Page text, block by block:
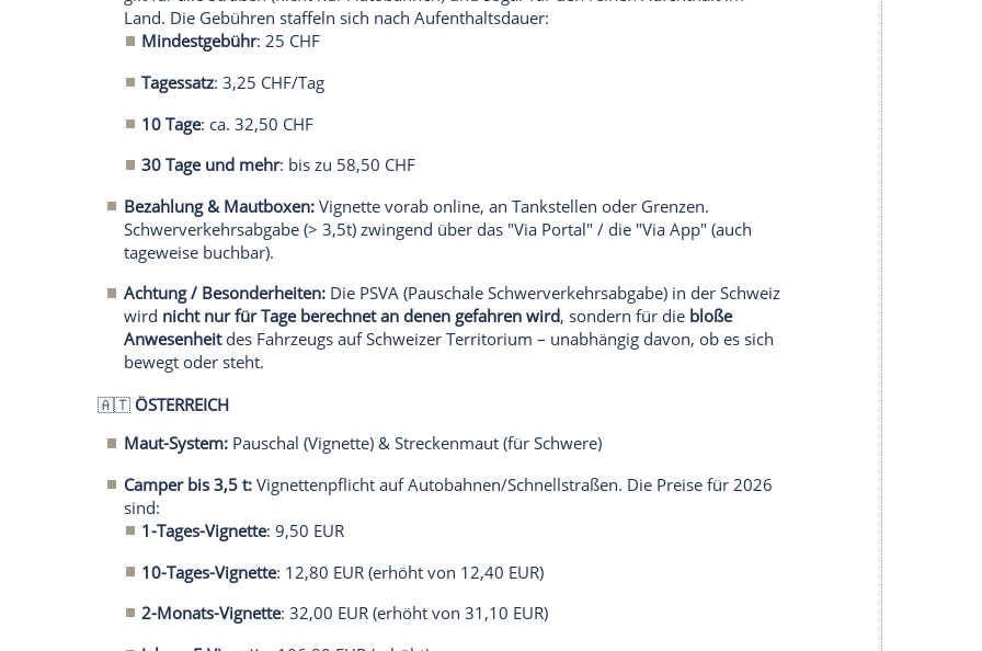
sind oft flexible Tarife (wieBip&Go "À-la-carte"oder die
günstiger, da hier die Grundgebühr nur in den Monaten berechnet wird, in denen die Box
tatsächlich im Auto piept. Vielfahrende greifen besser zu den Jahrespauschalen.
Mautregeln für die wichtigsten europäischen Länder in der Übersicht
Da es europaweit keine einheitlichen Mautregeln gibt, ist eine gründliche Vorbereitung vor
jeder Fahrt ins Ausland unerlässlich. Die folgende Übersicht fasst die wichtigsten
Bestimmungen, Gebührensysteme und Besonderheiten der beliebtesten europäischen
Reiseländer kompakt für Sie zusammen.
1. Die Alpen-Transitländer (Das Nadelöhr in den Süden)
Egal, ob es ans Mittelmeer oder an die Adria geht – wer aus Deutschland startet, muss fast
immer durch eines dieser beiden Länder. Hier gilt die strikte Trennung bei 3,5 Tonnen.
🇨🇭SCHWEIZ
Maut-System:Pauschal (Jahresvignette)
Camper bis 3,5 t:Vignettenpflicht auf allen Autobahnen. Die Jahresvignette (40 CHF)
gibt es mittlerweile bequem als E-Vignette (digital ans Kennzeichen gebunden) oder
klassisch zum Kleben.
Unterliegen der Pauschalen Schwerverkehrsabgabe (PSVA). Diese